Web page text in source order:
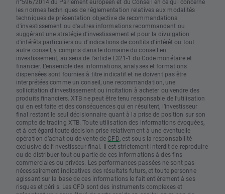
n°596/2014 du Parlement européen et du Conseil en ce qui concerne
les normes techniques de réglementation relatives aux modalités
techniques de présentation objective de recommandations
d'investissement ou d'autres informations recommandant ou
suggérant une stratégie d'investissement et pour la divulgation
d'intérêts particuliers ou d'indications de conflits d'intérêt ou tout
autre conseil, y compris dans le domaine du conseil en
investissement, au sens de l'article L321-1 du Code monétaire et
financier. L’ensemble des informations, analyses et formations
dispensées sont fournies à titre indicatif et ne doivent pas être
interprétées comme un conseil, une recommandation, une
sollicitation d’investissement ou incitation à acheter ou vendre des
produits financiers. XTB ne peut être tenu responsable de l’utilisation
qui en est faite et des conséquences qui en résultent, l’investisseur
final restant le seul décisionnaire quant à la prise de position sur son
compte de trading XTB. Toute utilisation des informations évoquées,
et à cet égard toute décision prise relativement à une éventuelle
opération d’achat ou de vente de CFD, est sous la responsabilité
exclusive de l’investisseur final. Il est strictement interdit de reproduire
ou de distribuer tout ou partie de ces informations à des fins
commerciales ou privées. Les performances passées ne sont pas
nécessairement indicatives des résultats futurs, et toute personne
agissant sur la base de ces informations le fait entièrement à ses
risques et périls. Les CFD sont des instruments complexes et